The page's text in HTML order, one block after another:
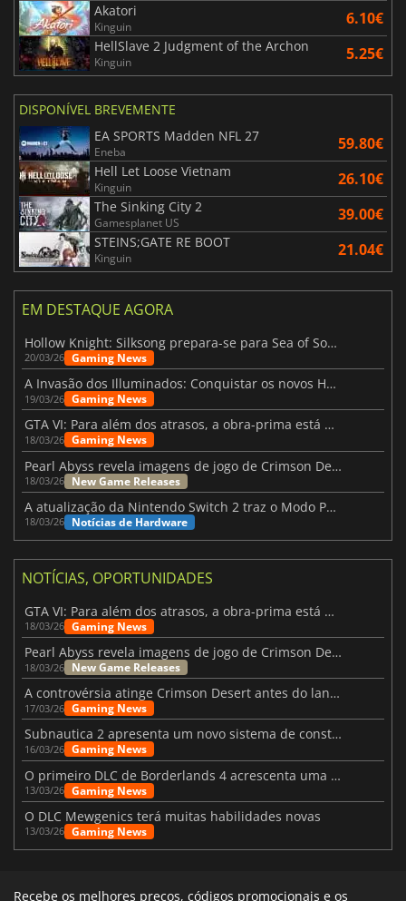
Akatori
Kinguin 6.10€
HellSlave 2 Judgment of the Archon
Kinguin 5.25€
DISPONÍVEL BREVEMENTE
EA SPORTS Madden NFL 27
Eneba 59.80€
Hell Let Loose Vietnam
Kinguin 26.10€
The Sinking City 2
Gamesplanet US 39.00€
STEINS;GATE RE BOOT
Kinguin 21.04€
EM DESTAQUE AGORA
Hollow Knight: Silksong prepara-se para Sea of Sorrow com um patch
20/03/26 Gaming News
A Invasão dos Illuminados: Conquistar os novos Helldivers 2 Atualização!
19/03/26 Gaming News
GTA VI: Para além dos atrasos, a obra-prima está quase a chegar
18/03/26 Gaming News
Pearl Abyss revela imagens de jogo de Crimson Desert para a PS5
18/03/26 New Game Releases
A atualização da Nintendo Switch 2 traz o Modo Portátil aos jogos mais antigos da Switch
18/03/26 Notícias de Hardware
NOTÍCIAS, OPORTUNIDADES
GTA VI: Para além dos atrasos, a obra-prima está quase a chegar
18/03/26 Gaming News
Pearl Abyss revela imagens de jogo de Crimson Desert para a PS5
18/03/26 New Game Releases
A controvérsia atinge Crimson Desert antes do lançamento
17/03/26 Gaming News
Subnautica 2 apresenta um novo sistema de construção de bases
16/03/26 Gaming News
O primeiro DLC de Borderlands 4 acrescenta uma nova personagem e muito mais
13/03/26 Gaming News
O DLC Mewgenics terá muitas habilidades novas
13/03/26 Gaming News
Recebe os melhores preços, códigos promocionais e os